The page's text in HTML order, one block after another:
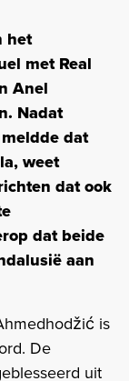
het
met Real
Anel
Nadat
dat
weet
dat ook
dat beide
aan
is
De
uit